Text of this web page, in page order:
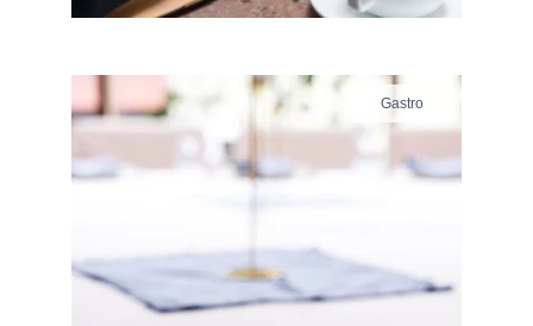
Gastro